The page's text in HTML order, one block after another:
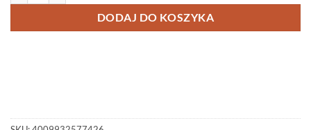
DODAJ DO KOSZYKA